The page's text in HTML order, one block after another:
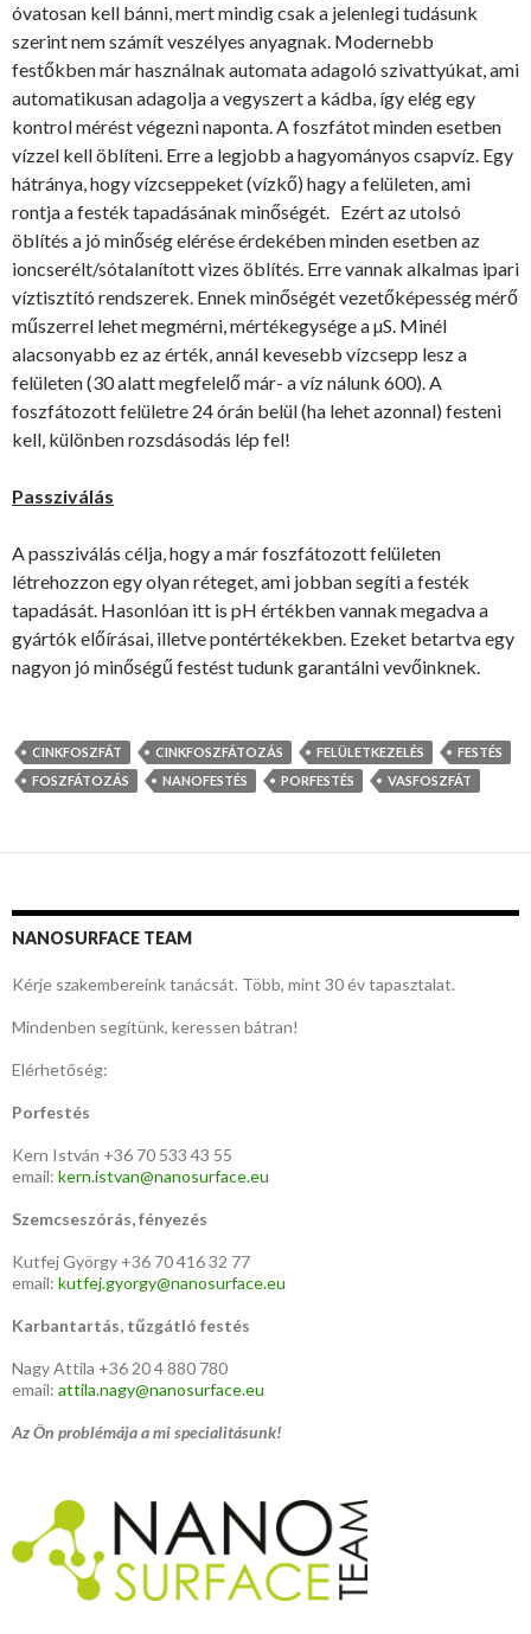
óvatosan kell bánni, mert mindig csak a jelenlegi tudásunk
szerint nem számít veszélyes anyagnak. Modernebb
festőkben már használnak automata adagoló szivattyúkat, ami
automatikusan adagolja a vegyszert a kádba, így elég egy
kontrol mérést végezni naponta. A foszfátot minden esetben
vízzel kell öblíteni. Erre a legjobb a hagyományos csapvíz. Egy
hátránya, hogy vízcseppeket (vízkő) hagy a felületen, ami
rontja a festék tapadásának minőségét. Ezért az utolsó
öblítés a jó minőség elérése érdekében minden esetben az
ioncserélt/sótalanított vizes öblítés. Erre vannak alkalmas ipari
víztisztító rendszerek. Ennek minőségét vezetőképesség mérő
műszerrel lehet megmérni, mértékegysége a µS. Minél
alacsonyabb ez az érték, annál kevesebb vízcsepp lesz a
felületen (30 alatt megfelelő már- a víz nálunk 600). A
foszfátozott felületre 24 órán belül (ha lehet azonnal) festeni
kell, különben rozsdásodás lép fel!
Passziválás
A passziválás célja, hogy a már foszfátozott felületen
létrehozzon egy olyan réteget, ami jobban segíti a festék
tapadását. Hasonlóan itt is pH értékben vannak megadva a
gyártók előírásai, illetve pontértékekben. Ezeket betartva egy
nagyon jó minőségű festést tudunk garantálni vevőinknek.
CINKFOSZFÁT CINKFOSZFÁTOZÁS FELÜLETKEZELÉS
FESTÉS
FOSZFÁTOZÁS
NANOFESTÉS PORFESTÉS VASFOSZFÁT
NANOSURFACE TEAM
Kérje szakembereink tanácsát. Több, mint 30 év tapasztalat.
Mindenben segítünk, keressen bátran!
Elérhetőség:
Porfestés
Kern István +36 70 533 43 55
email: kern.istvan@nanosurface.eu
Szemcseszórás, fényezés
Kutfej György +36 70 416 32 77
email: kutfej.gyorgy@nanosurface.eu
Karbantartás, tűzgátló festés
Nagy Attila +36 20 4 880 780
email: attila.nagy@nanosurface.eu
Az Ön problémája a mi specialitásunk!